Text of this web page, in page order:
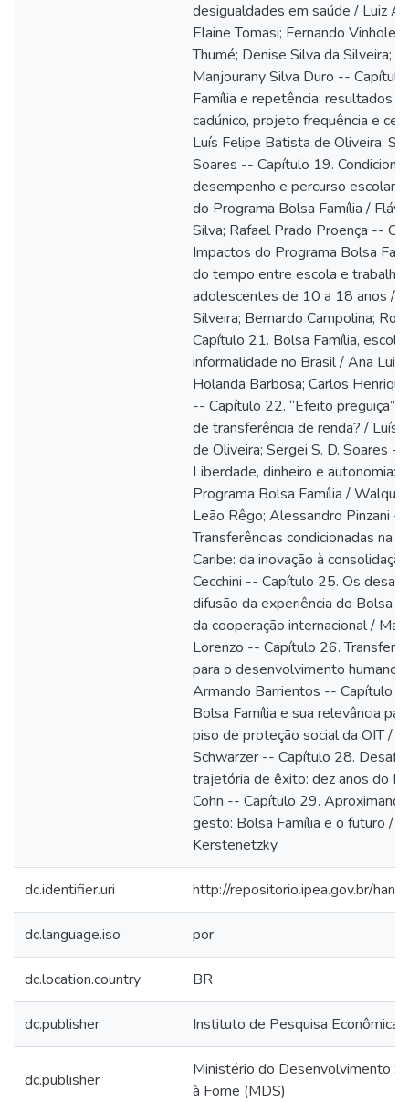
desigualdades em saúde / Luiz
Elaine Tomasi; Fernando Vinholes
Thumé; Denise Silva da Silveira;
Manjourany Silva Duro --
Família e repetência: resultados
cadúnico, projeto frequência e
Luís Felipe Batista de Oliveira;
Soares -- Capítulo 19.
desempenho e percurso escolar
do Programa Bolsa Família /
Silva; Rafael Prado Proença --
Impactos do Programa Bolsa
do tempo entre escola e trabalho
adolescentes de 10 a 18 anos /
Silveira; Bernardo Campolina;
Capítulo 21. Bolsa Família,
informalidade no Brasil / Ana
Holanda Barbosa; Carlos
-- Capítulo 22. “Efeito preguiça”
de transferência de renda? / Luís
de Oliveira; Sergei S. D. Soares
Liberdade, dinheiro e autonomia:
Programa Bolsa Família /
Leão Rêgo; Alessandro Pinzani
Transferências condicionadas na
Caribe: da inovação à
Cecchini -- Capítulo 25. Os
difusão da experiência do Bolsa
da cooperação internacional /
Lorenzo -- Capítulo 26.
para o desenvolvimento humano
Armando Barrientos -- Capítulo
Bolsa Família e sua relevância
piso de proteção social da OIT /
Schwarzer -- Capítulo 28.
trajetória de êxito: dez anos do
Cohn -- Capítulo 29.
gesto: Bolsa Família e o futuro /
Kerstenetzky
dc.identifier.uri http://repositorio.ipea.gov.br/
dc.language.iso por
dc.location.country BR
dc.publisher Instituto de Pesquisa Econômica
dc.publisher
Ministério do Desenvolvimento
à Fome (MDS)